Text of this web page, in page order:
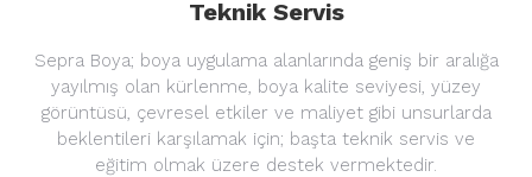
Teknik Servis
Sepra Boya; boya uygulama alanlarında geniş bir aralığa
yayılmış olan kürlenme, boya kalite seviyesi, yüzey
görüntüsü, çevresel etkiler ve maliyet gibi unsurlarda
beklentileri karşılamak için; başta teknik servis ve
eğitim olmak üzere destek vermektedir.